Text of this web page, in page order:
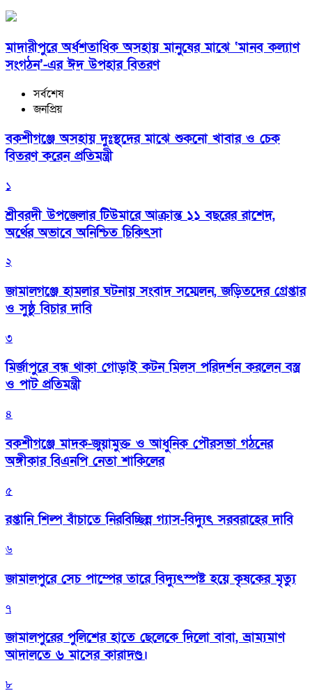
মাদারীপুরে অর্ধশতাধিক অসহায় মানুষের মাঝে ‘মানব কল্যাণ
সংগঠন’-এর ঈদ উপহার বিতরণ
সর্বশেষ
জনপ্রিয়
বকশীগঞ্জে অসহায় দুঃস্থদের মাঝে শুকনো খাবার ও চেক
বিতরণ করেন প্রতিমন্ত্রী
১
শ্রীবরদী উপজেলার টিউমারে আক্রান্ত ১১ বছরের রাশেদ,
অর্থের অভাবে অনিশ্চিত চিকিৎসা
২
জামালগঞ্জে হামলার ঘটনায় সংবাদ সম্মেলন, জড়িতদের গ্রেপ্তার
ও সুষ্ঠু বিচার দাবি
৩
মির্জাপুরে বন্ধ থাকা গোড়াই কটন মিলস পরিদর্শন করলেন বস্ত্র
ও পাট প্রতিমন্ত্রী
৪
বকশীগঞ্জে মাদক-জুয়ামুক্ত ও আধুনিক পৌরসভা গঠনের
অঙ্গীকার বিএনপি নেতা শাকিলের
৫
রপ্তানি শিল্প বাঁচাতে নিরবিচ্ছিন্ন গ্যাস-বিদ্যুৎ সরবরাহের দাবি
৬
জামালপুরে সেচ পাম্পের তারে বিদ্যুৎস্পষ্ট হয়ে কৃষকের মৃত্যু
৭
জামালপুরের পুলিশের হাতে ছেলেকে দিলো বাবা, ভ্রাম্যমাণ
আদালতে ৬ মাসের কারাদণ্ড।
৮